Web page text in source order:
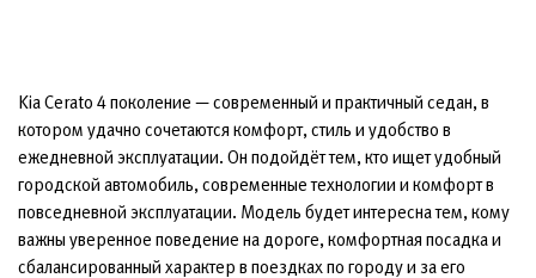
Kia Cerato 4 поколение — современный и практичный седан, в
котором удачно сочетаются комфорт, стиль и удобство в
ежедневной эксплуатации. Он подойдёт тем, кто ищет удобный
городской автомобиль, современные технологии и комфорт в
повседневной эксплуатации. Модель будет интересна тем, кому
важны уверенное поведение на дороге, комфортная посадка и
сбалансированный характер в поездках по городу и за его